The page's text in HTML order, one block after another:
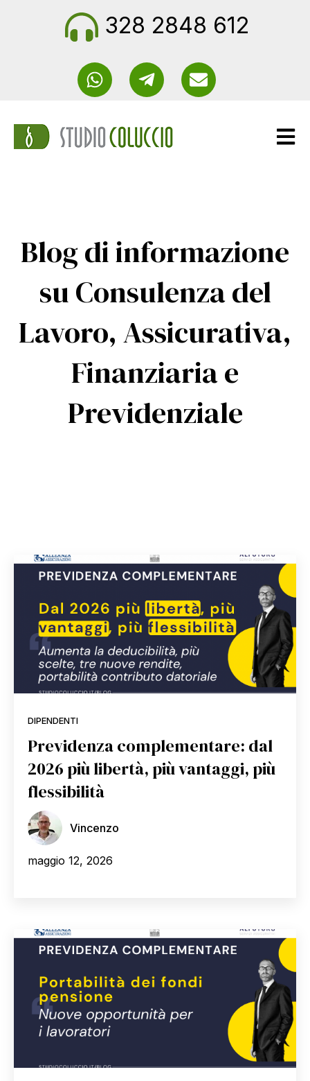
328 2848 612
Apri
Blog di informazione
su Consulenza del
Lavoro, Assicurativa,
Finanziaria e
Previdenziale
DIPENDENTI
Previdenza complementare: dal
2026 più libertà, più vantaggi, più
flessibilità
Vincenzo
maggio 12, 2026